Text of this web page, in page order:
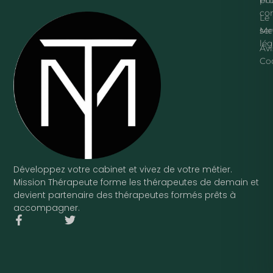
Développez votre cabinet et vivez de votre métier.
Mission Thérapeute forme les thérapeutes de demain et
devient partenaire des thérapeutes formés prêts à
accompagner.
F
T
Le